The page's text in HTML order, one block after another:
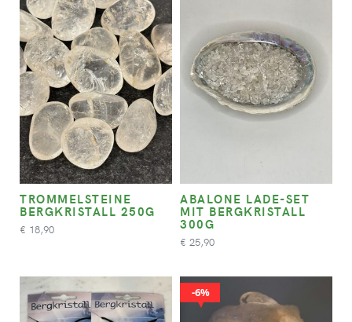
TROMMELSTEINE
BERGKRISTALL 250G
€ 18,90
ABALONE LADE-SET
MIT BERGKRISTALL
300G
€ 25,90
6%